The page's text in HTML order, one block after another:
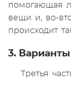
помогающая
вещи и, во-
происходит
3.
Третья